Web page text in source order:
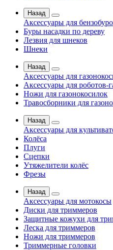
Назад
Аксессуары для
Буры насадки по дереву
Лезвия для шнеков
Шнеки
Назад
Аксессуары для
Аксессуары для роботов-
Ножи для газонокосилок
Травосборники для
Назад
Аксессуары для
Колёса
Плуги
Сцепки
Утяжелители колёс
Фрезы
Назад
Аксессуары для мотокосы
Диски для триммеров
Защитные кожухи для
Леска для триммеров
Ножи для триммеров
Триммерные головки